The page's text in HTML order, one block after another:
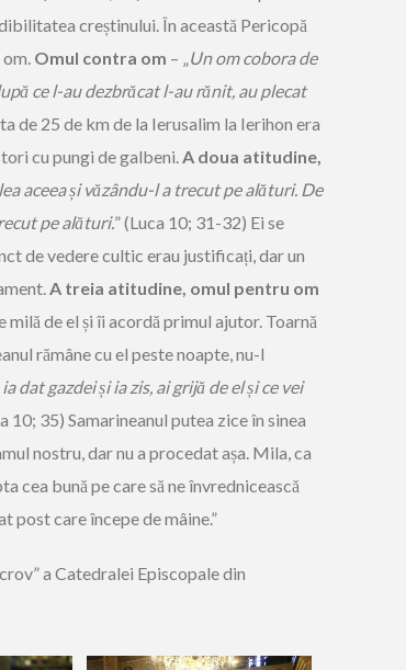
creștinului. În această Pericopă
Omul contra om – „
Un om cobora de
ce l-au dezbrăcat l-au rănit, au plecat
de 25 de km de la Ierusalim la Ierihon era
cu pungi de galbeni. A doua atitudine,
aceea și văzându-l a trecut pe alături. De
pe alături.” (Luca 10; 31-32) Ei se
de vedere cultic erau justificați, dar un
A treia atitudine, omul pentru om
milă de el și îi acordă primul ajutor. Toarnă
rămâne cu el peste noapte, nu-l
dat gazdei și ia zis, ai grijă de el și ce vei
10; 35) Samarineanul putea zice în sinea
nostru, dar nu a procedat așa. Mila, ca
cea bună pe care să ne învrednicească
post care începe de mâine.”
a Catedralei Episcopale din